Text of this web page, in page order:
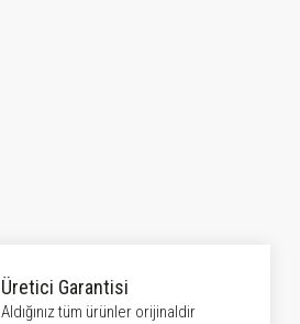
Üretici Garantisi
Aldığınız tüm ürünler orijinaldir